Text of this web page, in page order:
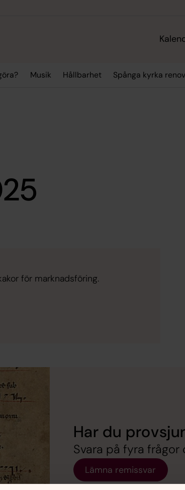
Musik Hållbarhet Spånga kyrka
för marknadsföring.
Har du
Svara på fyra frågor
Lämna remissvar